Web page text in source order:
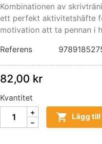
Kombinationen av
ett perfekt aktivitetshäfte
motivation att ta pennan i
Referens
82,00 kr
Kvantitet
 Lägg